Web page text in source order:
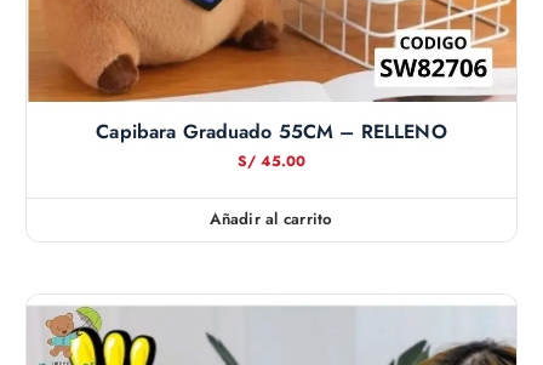
Capibara Graduado 55CM – RELLENO
S/ 45.00
Añadir al carrito